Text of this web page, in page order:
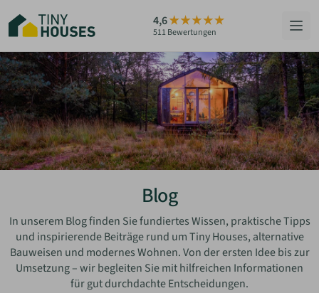
Hauptinhalt
springen
4,6
511 Bewertungen
HÄUSER
BERATUNG
GRUNDSTÜCKE
ÜBER UNS
ZUM HAUS-FINDER
Blog
In unserem Blog finden Sie fundiertes Wissen, praktische Tipps
und inspirierende Beiträge rund um Tiny Houses, alternative
Bauweisen und modernes Wohnen. Von der ersten Idee bis zur
Umsetzung – wir begleiten Sie mit hilfreichen Informationen
für gut durchdachte Entscheidungen.